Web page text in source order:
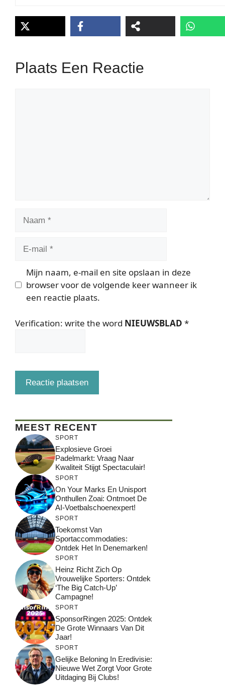
Plaats Een Reactie
Mijn naam, e-mail en site opslaan in deze
browser voor de volgende keer wanneer ik
een reactie plaats.
Verification: write the word NIEUWSBLAD *
MEEST RECENT
SPORT
Explosieve Groei
Padelmarkt: Vraag Naar
Kwaliteit Stijgt Spectaculair!
SPORT
On Your Marks En Unisport
Onthullen Zoai: Ontmoet De
AI-Voetbalschoenexpert!
SPORT
Toekomst Van
Sportaccommodaties:
Ontdek Het In Denemarken!
SPORT
Heinz Richt Zich Op
Vrouwelijke Sporters: Ontdek
‘The Big Catch-Up’
Campagne!
SPORT
SponsorRingen 2025: Ontdek
De Grote Winnaars Van Dit
Jaar!
SPORT
Gelijke Beloning In Eredivisie:
Nieuwe Wet Zorgt Voor Grote
Uitdaging Bij Clubs!